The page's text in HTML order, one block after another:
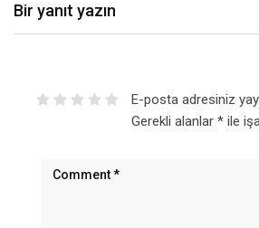
Bir yanıt yazın
E-posta adresiniz
Gerekli alanlar *ile